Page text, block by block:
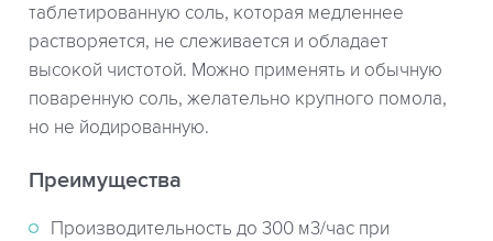
таблетированную соль, которая медленнее
растворяется, не слеживается и обладает
высокой чистотой. Можно применять и обычную
поваренную соль, желательно крупного помола,
но не йодированную.
Преимущества
Производительность до 300 м3/час при